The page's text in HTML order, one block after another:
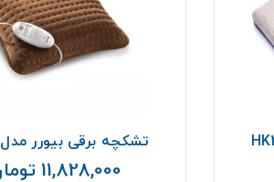
تشکچه برقی بیورر مدل HK48
11,828,000 تومان